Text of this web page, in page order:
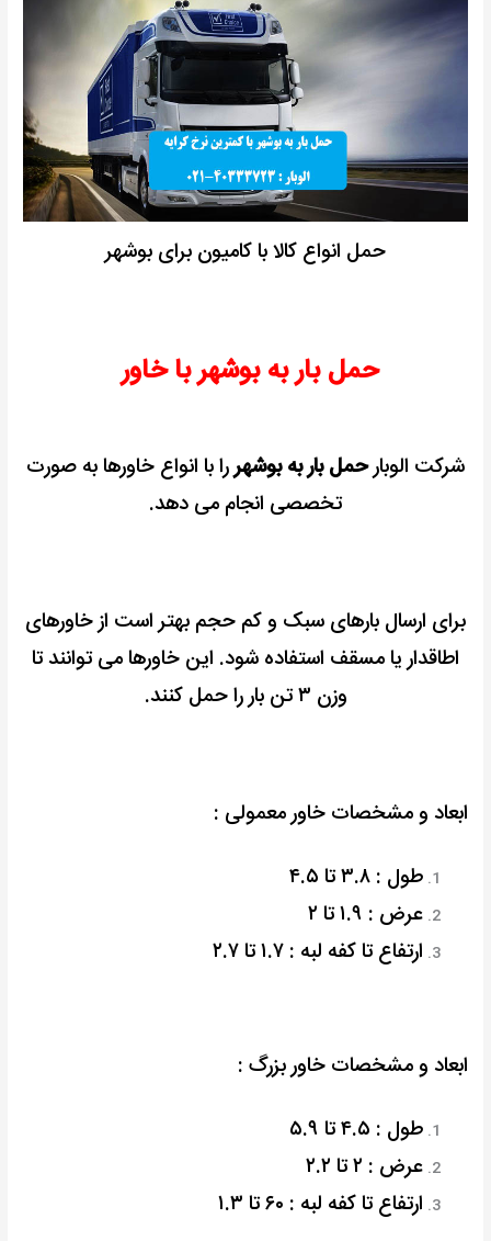
حمل انواع کالا با کامیون برای بوشهر
حمل بار به بوشهر با خاور
شرکت الوبارحمل بار به بوشهررا با انواع خاورها به صورت
تخصصی انجام می دهد.
برای ارسال بارهای سبک و کم حجم بهتر است از خاورهای
اطاقدار یا مسقف استفاده شود. این خاورها می توانند تا
وزن ۳ تن بار را حمل کنند.
ابعاد و مشخصات خاور معمولی :
طول : ۳.۸ تا ۴.۵
عرض : ۱.۹ تا ۲
ارتفاع تا کفه لبه : ۱.۷ تا ۲.۷
ابعاد و مشخصات خاور بزرگ :
طول : ۴.۵ تا ۵.۹
عرض : ۲ تا ۲.۲
ارتفاع تا کفه لبه : ۶۰ تا ۱.۳